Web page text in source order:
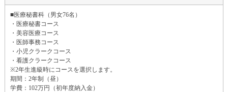
■医療秘書科（男女76名）
・医療秘書コース
・美容医療コース
・医師事務コース
・小児クラークコース
・看護クラークコース
※2年生進級時にコースを選択します。
期間：2年制（昼）
学費：102万円（初年度納入金）